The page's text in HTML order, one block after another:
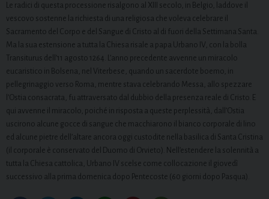
Le radici di questa processione risalgono al XIII secolo, in Belgio, laddove il
vescovo sostenne la richiesta di una religiosa che voleva celebrare il
Sacramento del Corpo e del Sangue di Cristo al di fuori della Settimana Santa.
Ma la sua estensione a tutta la Chiesa risale a papa Urbano IV, con la bolla
Transiturus dell’11 agosto 1264. L’anno precedente avvenne un miracolo
eucaristico in Bolsena, nel Viterbese, quando un sacerdote boemo, in
pellegrinaggio verso Roma, mentre stava celebrando Messa, allo spezzare
l’Ostia consacrata, fu attraversato dal dubbio della presenza reale di Cristo. E
qui avvenne il miracolo, poiché in risposta a queste perplessità, dall’Ostia
uscirono alcune gocce di sangue che macchiarono il bianco corporale di lino
ed alcune pietre dell’altare ancora oggi custodite nella basilica di Santa Cristina
(il corporale è conservato del Duomo di Orvieto). Nell’estendere la solennità a
tutta la Chiesa cattolica, Urbano IV scelse come collocazione il giovedì
successivo alla prima domenica dopo Pentecoste (60 giorni dopo Pasqua).